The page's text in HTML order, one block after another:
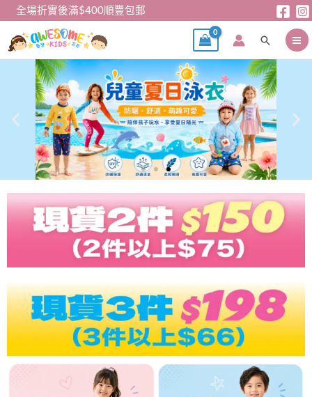
要
全場折實後滿$400順豐包郵
搜
尋